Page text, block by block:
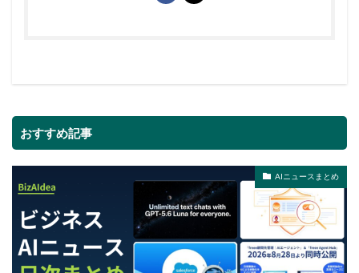
おすすめ記事
AIニュースまとめ